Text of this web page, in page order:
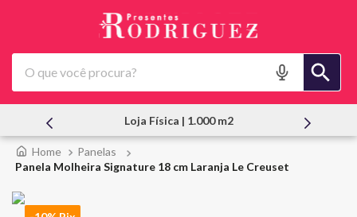
O que você procura?
Atendimento Pessoal
Panelas
Panela Molheira Signature 18 cm Laranja Le Creuset